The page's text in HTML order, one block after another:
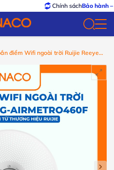
Chính sáchBảo hành – Đổi trả
điểm Wifi ngoài trời Ruijie Reeye